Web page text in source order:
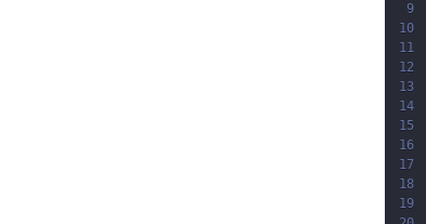
9
10
11
12
13
14
15
16
17
18
19